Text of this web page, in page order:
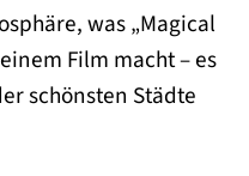
was „Magical
Film macht – es
schönsten Städte